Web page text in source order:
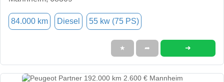
84.000 km Diesel 55 kw (75 PS)
★ ➦ ➜